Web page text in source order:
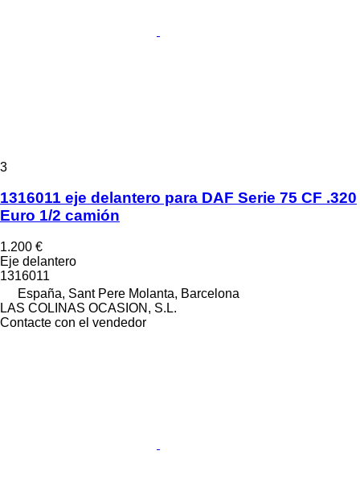
3
1316011 eje delantero para DAF Serie 75 CF .320
Euro 1/2 camión
1.200 €
Eje delantero
1316011
España, Sant Pere Molanta, Barcelona
LAS COLINAS OCASION, S.L.
Contacte con el vendedor